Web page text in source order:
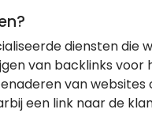
diensten
van backlinks voor
van
een link naar de